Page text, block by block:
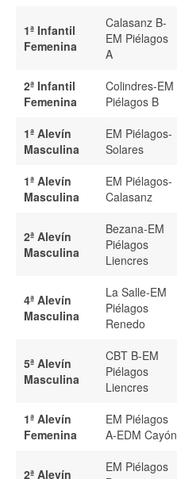
1ª Infantil
Femenina
Calasanz B-
EM Piélagos
A
2ª Infantil
Femenina
Colindres-EM
Piélagos B
1ª Alevín
Masculina
EM Piélagos-
Solares
1ª Alevín
Masculina
EM Piélagos-
Calasanz
2ª Alevín
Masculina
Bezana-EM
Piélagos
Liencres
4ª Alevín
Masculina
La Salle-EM
Piélagos
Renedo
5ª Alevín
Masculina
CBT B-EM
Piélagos
Liencres
1ª Alevín
Femenina
EM Piélagos
A-EDM Cayón
2ª Alevín
EM Piélagos